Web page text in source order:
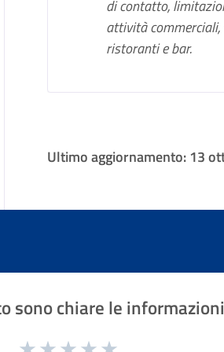
di contatto,
attività
ristoranti e bar.
Ultimo aggiornamento:13
sono chiare le
1 a 5 stelle la pagina